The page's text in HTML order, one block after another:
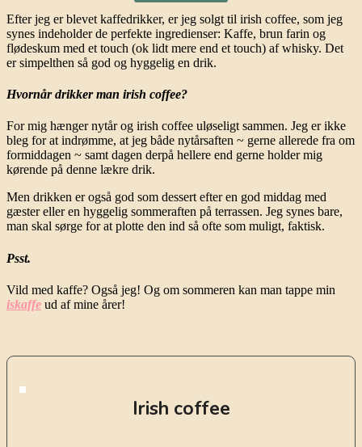
Efter jeg er blevet kaffedrikker, er jeg solgt til irish coffee, som jeg
synes indeholder de perfekte ingredienser: Kaffe, brun farin og
flødeskum med et touch (ok lidt mere end et touch) af whisky. Det
er simpelthen så god og hyggelig en drik.
Hvornår drikker man irish coffee?
For mig hænger nytår og irish coffee uløseligt sammen. Jeg er ikke
bleg for at indrømme, at jeg både nytårsaften ~ gerne allerede fra om
formiddagen ~ samt dagen derpå hellere end gerne holder mig
kørende på denne lækre drik.
Men drikken er også god som dessert efter en god middag med
gæster eller en hyggelig sommeraften på terrassen. Jeg synes bare,
man skal sørge for at plotte den ind så ofte som muligt, faktisk.
Psst.
Vild med kaffe? Også jeg! Og om sommeren kan man tappe min
iskaffe ud af mine årer!
Irish coffee